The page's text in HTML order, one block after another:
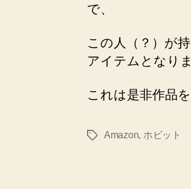
で、
この人（？）が
アイテムとなりま
これは是非作品
タ
Amazon, ホビット